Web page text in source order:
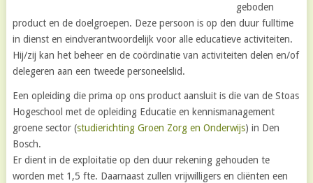
geboden
product en de doelgroepen. Deze persoon is op den duur fulltime
in dienst en eindverantwoordelijk voor alle educatieve activiteiten.
Hij/zij kan het beheer en de coördinatie van activiteiten delen en/of
delegeren aan een tweede personeelslid.
Een opleiding die prima op ons product aansluit is die van de Stoas
Hogeschool met de opleiding Educatie en kennismanagement
groene sector (studierichting Groen Zorg en Onderwijs) in Den
Bosch.
Er dient in de exploitatie op den duur rekening gehouden te
worden met 1,5 fte. Daarnaast zullen vrijwilligers en cliënten een